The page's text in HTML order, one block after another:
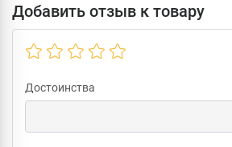
Добавить отзыв к товару
Достоинства